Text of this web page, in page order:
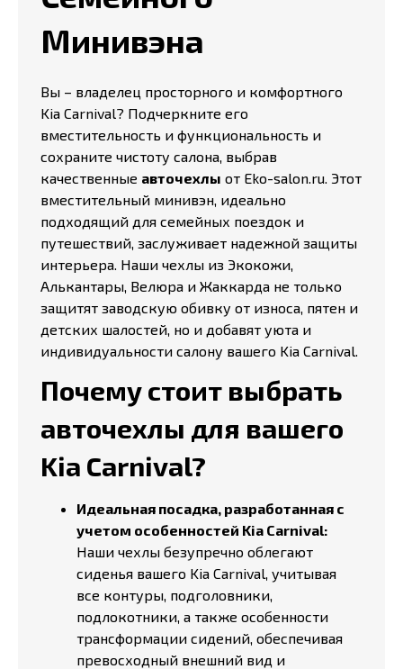
Минивэна
Вы – владелец просторного и комфортного
Kia Carnival? Подчеркните его
вместительность и функциональность и
сохраните чистоту салона, выбрав
качественные авточехлы от Eko-salon.ru. Этот
вместительный минивэн, идеально
подходящий для семейных поездок и
путешествий, заслуживает надежной защиты
интерьера. Наши чехлы из Экокожи,
Алькантары, Велюра и Жаккарда не только
защитят заводскую обивку от износа, пятен и
детских шалостей, но и добавят уюта и
индивидуальности салону вашего Kia Carnival.
Почему стоит выбрать
авточехлы для вашего
Kia Carnival?
Идеальная посадка, разработанная с
учетом особенностей Kia Carnival:
Наши чехлы безупречно облегают
сиденья вашего Kia Carnival, учитывая
все контуры, подголовники,
подлокотники, а также особенности
трансформации сидений, обеспечивая
превосходный внешний вид и